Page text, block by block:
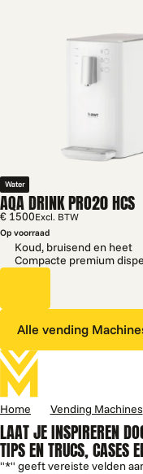
Water
AQA DRINK PRO20 HCS
€ 1500Excl. BTW
Op voorraad
Koud, bruisend en heet
Compacte premium
Alle vending
Home Vending Machines
LAAT JE INSPIREREN
TIPS EN TRUCS, CASES
"*" geeft vereiste velden